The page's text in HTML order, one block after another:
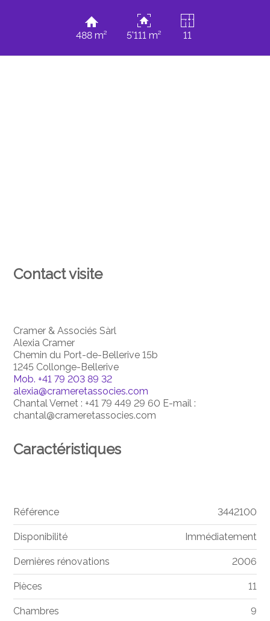
488 m² 5'111 m² 11
Contact visite
Cramer & Associés Sàrl
Alexia Cramer
Chemin du Port-de-Bellerive 15b
1245 Collonge-Bellerive
Mob.+41 79 203 89 32
alexia@crameretassocies.com
Chantal Vernet : +41 79 449 29 60 E-mail :
chantal@crameretassocies.com
Caractéristiques
Référence 3442100
Disponibilité Immédiatement
Dernières rénovations 2006
Pièces 11
Chambres 9